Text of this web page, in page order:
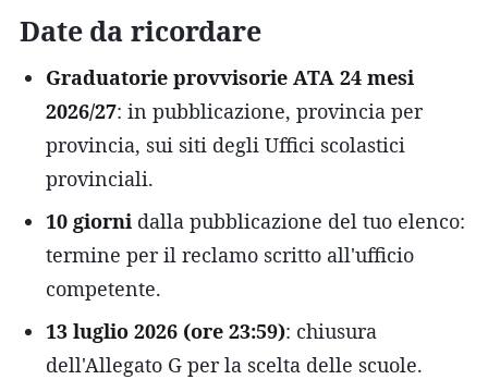
Date da ricordare
Graduatorie provvisorie ATA 24 mesi
2026/27: in pubblicazione, provincia per
provincia, sui siti degli Uffici scolastici
provinciali.
10 giorni dalla pubblicazione del tuo elenco:
termine per il reclamo scritto all'ufficio
competente.
13 luglio 2026 (ore 23:59): chiusura
dell'Allegato G per la scelta delle scuole.